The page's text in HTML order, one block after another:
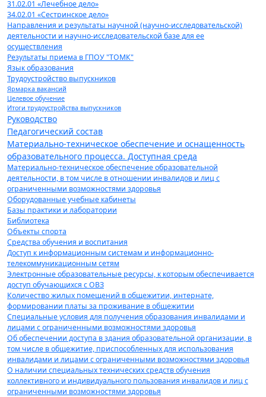
31.02.01 «Лечебное дело»
34.02.01 «Сестринское дело»
Направления и результаты научной (научно-исследовательской)
деятельности и научно-исследовательской базе для ее
осуществления
Результаты приема в ГПОУ "ТОМК"
Язык образования
Трудоустройство выпускников
Ярмарка вакансий
Целевое обучение
Итоги трудоустройства выпускников
Руководство
Педагогический состав
Материально-техническое обеспечение и оснащенность
образовательного процесса. Доступная среда
Материально-техническое обеспечение образовательной
деятельности, в том числе в отношении инвалидов и лиц с
ограниченными возможностями здоровья
Оборудованные учебные кабинеты
Базы практики и лаборатории
Библиотека
Объекты спорта
Средства обучения и воспитания
Доступ к информационным системам и информационно-
телекоммуникационным сетям
Электронные образовательные ресурсы, к которым обеспечивается
доступ обучающихся с ОВЗ
Количество жилых помещений в общежитии, интернате,
формировании платы за проживание в общежитии
Специальные условия для получения образования инвалидами и
лицами с ограниченными возможностями здоровья
Об обеспечении доступа в здания образовательной организации, в
том числе в общежитие, приспособленных для использования
инвалидами и лицами с ограниченными возможностями здоровья
О наличии специальных технических средств обучения
коллективного и индивидуального пользования инвалидов и лиц с
ограниченными возможностями здоровья